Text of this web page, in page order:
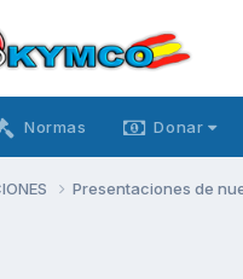
Normas Donar
Presentaciones de